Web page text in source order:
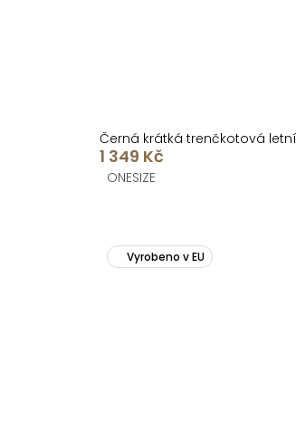
Černá krátká trenčkotová letní
1 349 Kč
ONESIZE
Vyrobeno v EU